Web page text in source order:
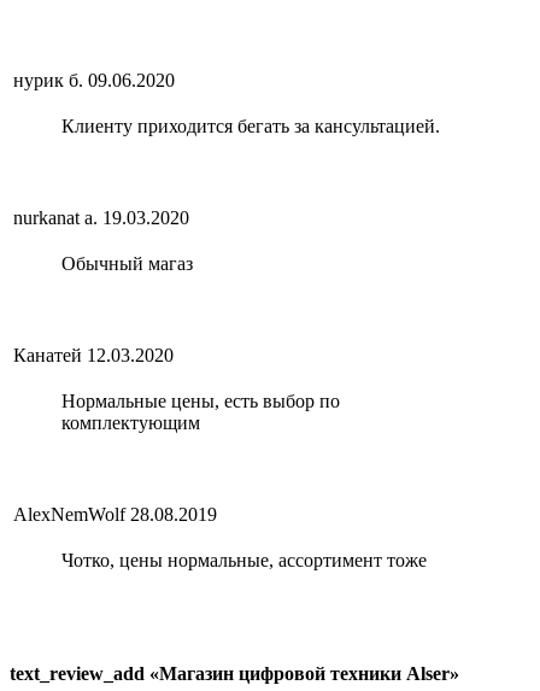
нурик б. 09.06.2020
Клиенту приходится бегать за кансультацией.
nurkanat a. 19.03.2020
Обычный магаз
Канатей 12.03.2020
Нормальные цены, есть выбор по
комплектующим
AlexNemWolf 28.08.2019
Чотко, цены нормальные, ассортимент тоже
text_review_add «Магазин цифровой техники Alser»